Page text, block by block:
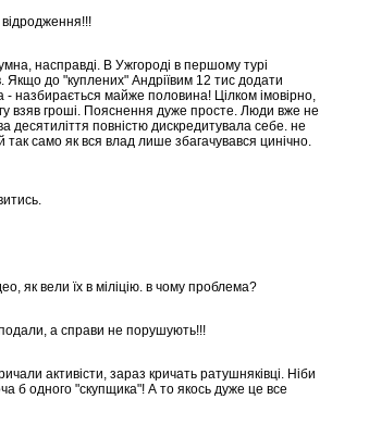
насправді. В Ужгороді в першому турі
Якщо до "куплених" Андріївим 12 тис додати
назбирається майже половина! Цілком імовірно,
взяв гроші. Пояснення дуже просте. Люди вже не
десятиліття повністю дискредитувала себе. не
так само як вся влад лише збагачувався цинічно.
як вели їх в міліцію. в чому проблема?
подали, а справи не порушують!!!
активісти, зараз кричать ратушняківці. Ніби
б одного "скупщика"! А то якось дуже це все